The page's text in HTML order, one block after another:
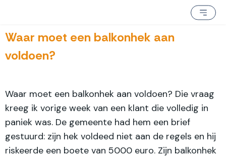
Waar moet een balkonhek aan
voldoen?
Waar moet een balkonhek aan voldoen? Die vraag
kreeg ik vorige week van een klant die volledig in
paniek was. De gemeente had hem een brief
gestuurd: zijn hek voldeed niet aan de regels en hij
riskeerde een boete van 5000 euro. Zijn balkonhek